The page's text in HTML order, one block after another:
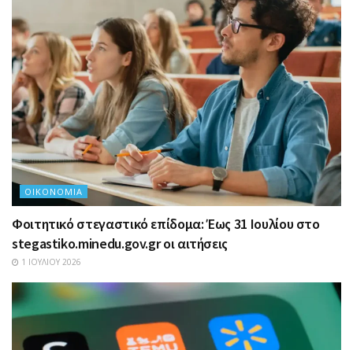
ΟΙΚΟΝΟΜΊΑ
Φοιτητικό στεγαστικό επίδομα: Έως 31 Ιουλίου στο
stegastiko.minedu.gov.gr οι αιτήσεις
1 ΙΟΥΛΊΟΥ 2026